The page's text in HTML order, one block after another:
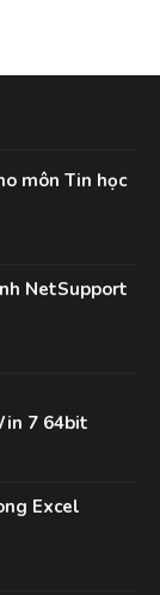
môn Tin học
NetSupport
7 64bit
Excel